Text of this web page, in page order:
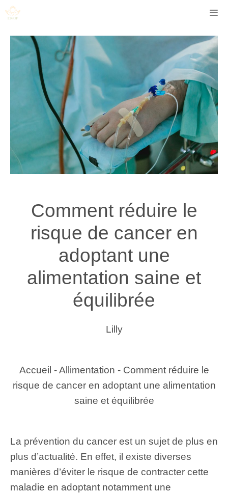
Aller
au
contenu
Comment réduire le
risque de cancer en
adoptant une
alimentation saine et
équilibrée
Lilly
Accueil -Allimentation - Comment réduire le
risque de cancer en adoptant une alimentation
saine et équilibrée
La prévention du cancer est un sujet de plus en
plus d’actualité. En effet, il existe diverses
manières d’éviter le risque de contracter cette
maladie en adoptant notamment une